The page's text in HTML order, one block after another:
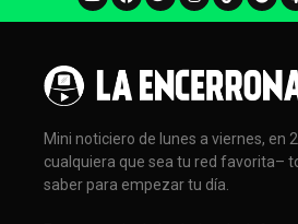
Mini noticiero de lunes a viernes, en
cualquiera que sea tu red favorita–
saber para empezar tu día.